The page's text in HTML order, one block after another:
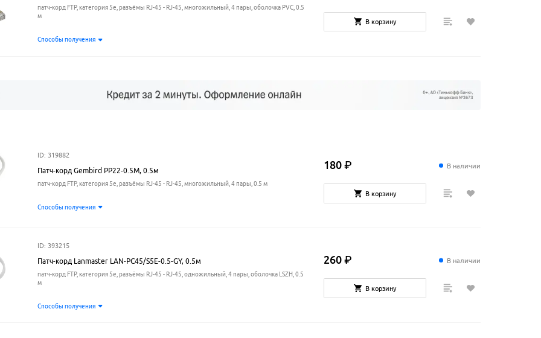
патч-корд FTP, категория 5e, разъёмы RJ-45 - RJ-45, многожильный, 4 пары, оболочка PVC, 0.5
м
Способы получения
В корзину
ID: 319882
Патч-корд Gembird PP22-0.5M, 0.5м
патч-корд FTP, категория 5e, разъёмы RJ-45 - RJ-45, многожильный, 4 пары, 0.5 м
Способы получения
В наличии
180 ₽
В корзину
ID: 393215
Патч-корд Lanmaster LAN-PC45/S5E-0.5-GY, 0.5м
патч-корд FTP, категория 5e, разъёмы RJ-45 - RJ-45, одножильный, 4 пары, оболочка LSZH, 0.5
м
Способы получения
В наличии
260 ₽
В корзину